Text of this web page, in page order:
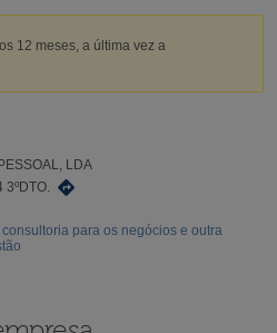
12 meses, a última vez a
LDA
3ºDTO.
para os negócios e outra